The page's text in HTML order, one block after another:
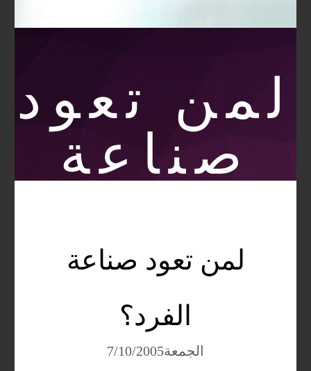
لمن تعود
صناعة
لمن تعود صناعة
الفرد؟
الجمعة7/10/2005